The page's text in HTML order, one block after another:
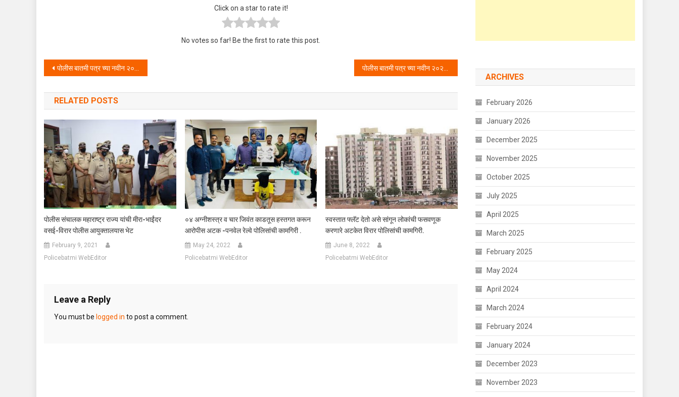
Click on a star to rate it!
No votes so far! Be the first to rate this post.
Post navigation
पोलीस बातमी पत्र च्या नवीन २०२१ दिनदर्शिकेला मिळाल्या शुभेच्छा
RELATED POSTS
पोलीस संचालक महाराष्ट्र राज्य यांची मीरा-भाईंदर
वसई-विरार पोलीस आयुक्तालयास भेट
February 9, 2021
Policebatmi WebEditor
०४ अग्नीशस्त्र व चार जिवंत काडतूस हस्तगत करून
आरोपीस अटक -पनवेल रेल्वे पोलिसांची कामगिरी .
May 24, 2022
Policebatmi WebEditor
स्वस्तात फ्लॅट देतो असे सांगून लोकांची फसवणूक
करणारे अटकेत विरार पोलिसांची कामगिरी.
June 8, 2022
Policebatmi WebEditor
Leave a Reply
You must be logged in to post a comment.
ARCHIVES
February 2026
January 2026
December 2025
November 2025
October 2025
July 2025
April 2025
March 2025
February 2025
May 2024
April 2024
March 2024
February 2024
January 2024
December 2023
November 2023